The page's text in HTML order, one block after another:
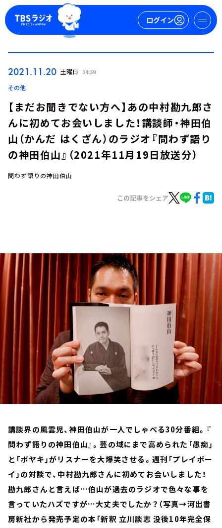
ログイン
今日の番組表
YouTube
会社情報
2021.11.20 土曜日 14:39
その他
【まだお聞きでない方へ】あの中村勘九郎さ
んに初めてお会いしました！講談師・神田伯
山（かんだ はくざん）のラジオ『問わず語り
の神田伯山』（2021年11月19日放送分）
問わず語りの神田伯山
この記事をシェア
講談界の風雲児、神田伯山が一人でしゃべる30分番組。『
問わず語りの神田伯山』。芸の域にまで高められた「愚痴」
と「ボヤキ」がリスナーを大爆笑させる。週刊「プレイボー
イ」の対談で、中村勘九郎さんに初めてお会いしました！
勘九郎さんと言えば…伯山が過去のラジオで色々な事を
言っていたハズですが…大丈夫でしたか？（写真→河出書
房新社から発売予定の本「新釈 立川談志 没後10年完全保